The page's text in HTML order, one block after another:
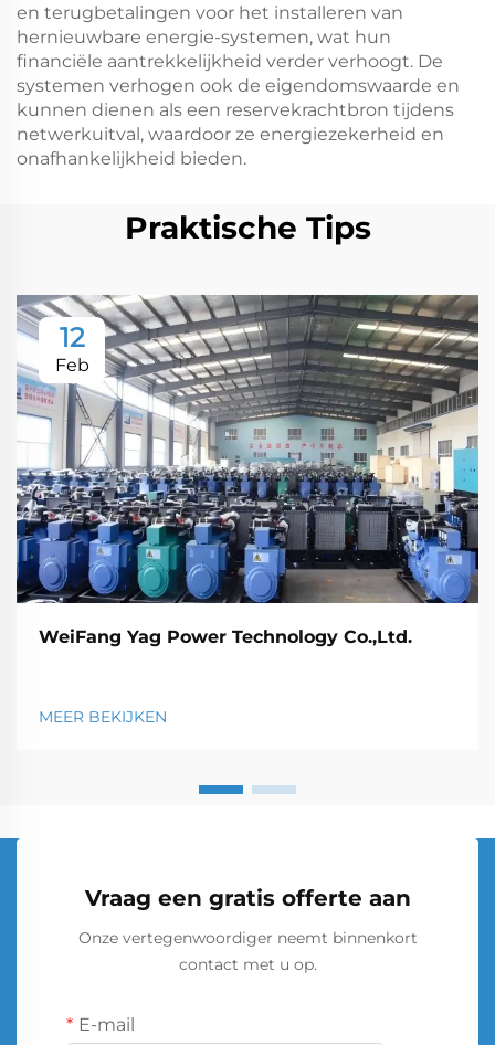
en terugbetalingen voor het installeren van
hernieuwbare energie-systemen, wat hun
financiële aantrekkelijkheid verder verhoogt. De
systemen verhogen ook de eigendomswaarde en
kunnen dienen als een reservekrachtbron tijdens
netwerkuitval, waardoor ze energiezekerheid en
onafhankelijkheid bieden.
Praktische Tips
12
Feb
WeiFang Yag Power Technology Co.,Ltd.
MEER BEKIJKEN
Vraag een gratis offerte aan
Onze vertegenwoordiger neemt binnenkort
contact met u op.
E-mail